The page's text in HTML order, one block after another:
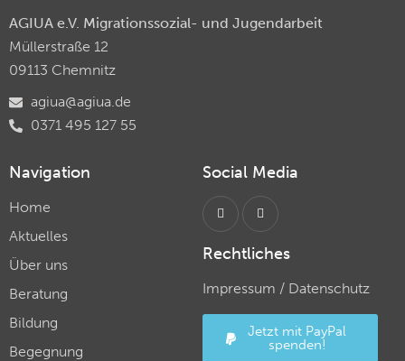
AGIUA e.V. Migrationssozial- und Jugendarbeit
Müllerstraße 12
09113 Chemnitz
agiua@agiua.de
0371 495 127 55
Navigation
Home
Aktuelles
Über uns
Beratung
Bildung
Begegnung
Social Media
Rechtliches
Impressum / Datenschutz
Jetzt mit PayPal
spenden!